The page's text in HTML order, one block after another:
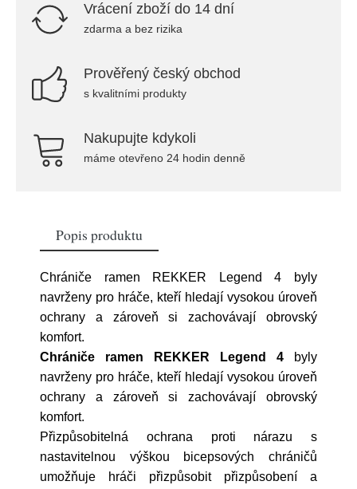
Vrácení zboží do 14 dní
zdarma a bez rizika
Prověřený český obchod
s kvalitními produkty
Nakupujte kdykoli
máme otevřeno 24 hodin denně
Popis produktu
Chrániče ramen REKKER Legend 4 byly
navrženy pro hráče, kteří hledají vysokou úroveň
ochrany a zároveň si zachovávají obrovský
komfort.
Chrániče ramen REKKER Legend 4 byly
navrženy pro hráče, kteří hledají vysokou úroveň
ochrany a zároveň si zachovávají obrovský
komfort.
Přizpůsobitelná ochrana proti nárazu s
nastavitelnou výškou bicepsových chráničů
umožňuje hráči přizpůsobit přizpůsobení a